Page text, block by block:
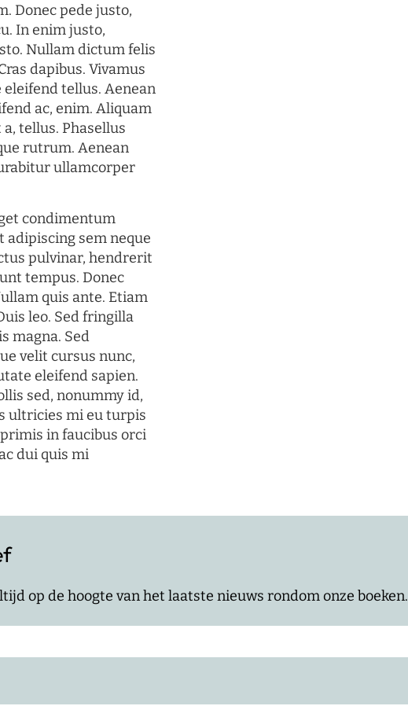
Donec pede justo,
In enim justo,
Nullam dictum felis
dapibus. Vivamus
tellus. Aenean
ac, enim. Aliquam
tellus. Phasellus
rutrum. Aenean
ullamcorper
condimentum
adipiscing sem neque
pulvinar, hendrerit
tempus. Donec
quis ante. Etiam
leo. Sed fringilla
magna. Sed
velit cursus nunc,
eleifend sapien.
sed, nonummy id,
ultricies mi eu turpis
in faucibus orci
dui quis mi
op de hoogte van het laatste nieuws rondom onze boeken.